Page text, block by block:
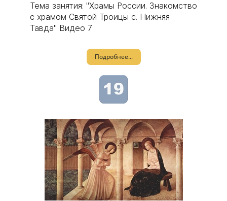
Тема занятия: "Храмы России. Знакомство
с храмом Святой Троицы с. Нижняя
Тавда" Видео 7
Подробнее...